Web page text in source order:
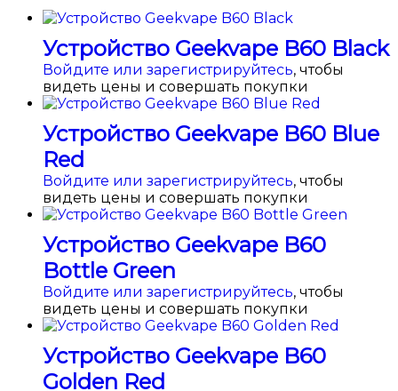
Устройство Geekvape B60 Black
Войдите или зарегистрируйтесь, чтобы
видеть цены и совершать покупки
Устройство Geekvape B60 Blue
Red
Войдите или зарегистрируйтесь, чтобы
видеть цены и совершать покупки
Устройство Geekvape B60
Bottle Green
Войдите или зарегистрируйтесь, чтобы
видеть цены и совершать покупки
Устройство Geekvape B60
Golden Red